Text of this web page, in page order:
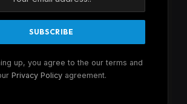
up, you agree to the our terms and
Privacy Policyagreement.